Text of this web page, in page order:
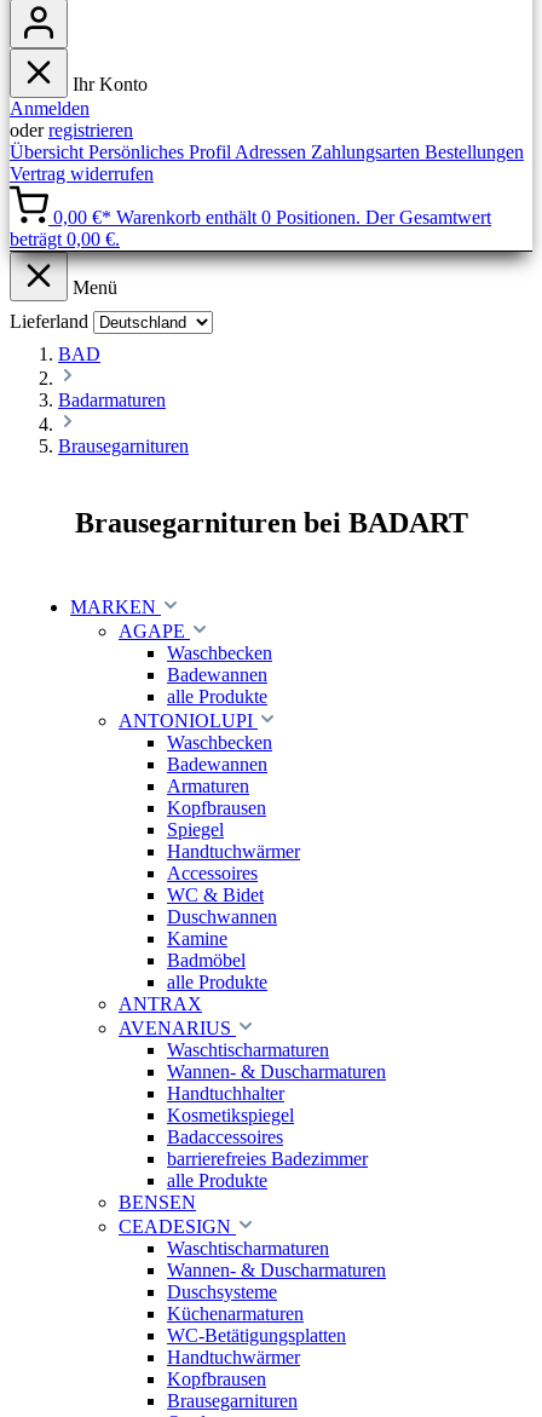
Ihr Konto
Anmelden
oderregistrieren
Übersicht Persönliches Profil Adressen Zahlungsarten Bestellungen
Vertrag widerrufen
0,00 €* Warenkorb enthält 0 Positionen. Der Gesamtwert
beträgt 0,00 €.
Menü
Lieferland
BAD
Badarmaturen
Brausegarnituren
Brausegarnituren bei BADART
MARKEN
AGAPE
Waschbecken
Badewannen
alle Produkte
ANTONIOLUPI
Waschbecken
Badewannen
Armaturen
Kopfbrausen
Spiegel
Handtuchwärmer
Accessoires
WC & Bidet
Duschwannen
Kamine
Badmöbel
alle Produkte
ANTRAX
AVENARIUS
Waschtischarmaturen
Wannen- & Duscharmaturen
Handtuchhalter
Kosmetikspiegel
Badaccessoires
barrierefreies Badezimmer
alle Produkte
BENSEN
CEADESIGN
Waschtischarmaturen
Wannen- & Duscharmaturen
Duschsysteme
Küchenarmaturen
WC-Betätigungsplatten
Handtuchwärmer
Kopfbrausen
Brausegarnituren